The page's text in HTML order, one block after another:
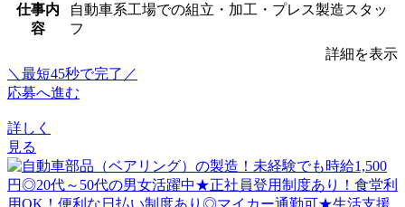
仕事内
容
自動車系工場での組立・加工・プレス製造スタッ
フ
詳細を表示
＼最短45秒で完了／
応募へ進む
詳しく
見る